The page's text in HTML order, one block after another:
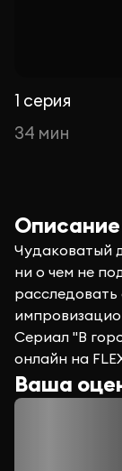
1 серия
34 мин
Описание
Чудаковатый
ни о чем не
Сериал "В
онлайн на
Ваша